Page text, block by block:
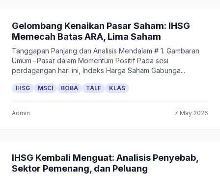
Gelombang Kenaikan Pasar Saham: IHSG
Memecah Batas ARA, Lima Saham
Tanggapan Panjang dan Analisis Mendalam # 1. Gambaran
Umum – Pasar dalam Momentum Positif Pada sesi
perdagangan hari ini, Indeks Harga Saham Gabunga...
IHSG MSCI BOBA TALF KLAS
Admin 7 May 2026
IHSG Kembali Menguat: Analisis Penyebab,
Sektor Pemenang, dan Peluang